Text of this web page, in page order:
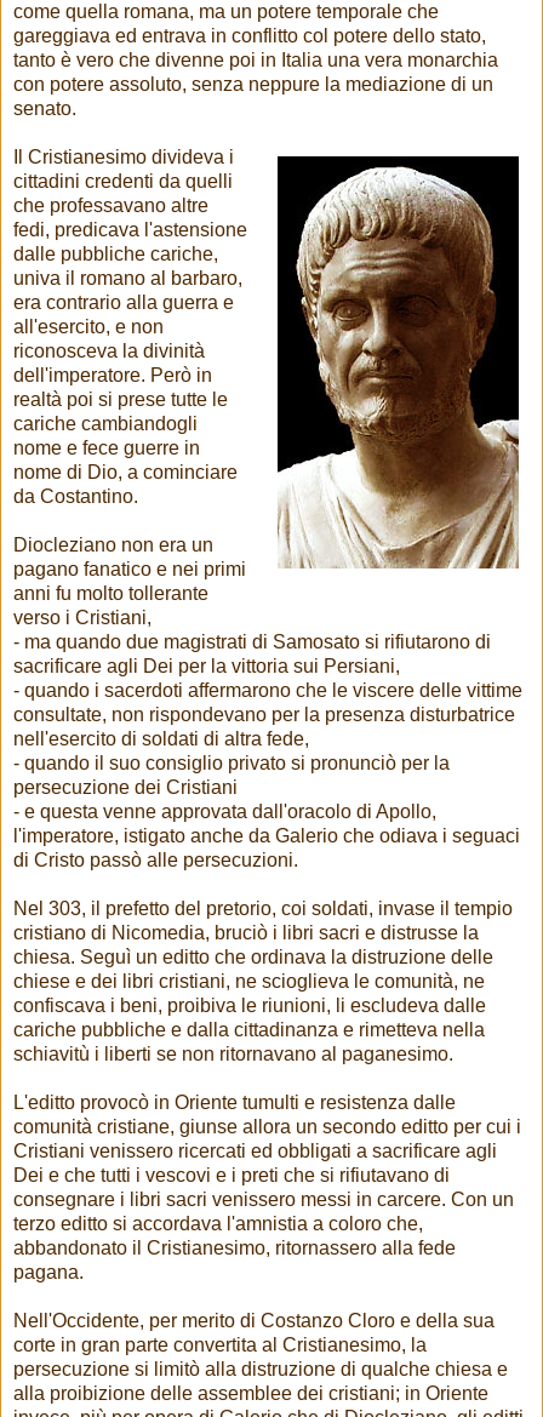
come quella romana, ma un potere temporale che
gareggiava ed entrava in conflitto col potere dello stato,
tanto è vero che divenne poi in Italia una vera monarchia
con potere assoluto, senza neppure la mediazione di un
senato.
Il Cristianesimo divideva i
cittadini credenti da quelli
che professavano altre
fedi, predicava l'astensione
dalle pubbliche cariche,
univa il romano al barbaro,
era contrario alla guerra e
all'esercito, e non
riconosceva la divinità
dell'imperatore. Però in
realtà poi si prese tutte le
cariche cambiandogli
nome e fece guerre in
nome di Dio, a cominciare
da Costantino.
Diocleziano non era un
pagano fanatico e nei primi
anni fu molto tollerante
verso i Cristiani,
- ma quando due magistrati di Samosato si rifiutarono di
sacrificare agli Dei per la vittoria sui Persiani,
- quando i sacerdoti affermarono che le viscere delle vittime
consultate, non rispondevano per la presenza disturbatrice
nell'esercito di soldati di altra fede,
- quando il suo consiglio privato si pronunciò per la
persecuzione dei Cristiani
- e questa venne approvata dall'oracolo di Apollo,
l'imperatore, istigato anche da Galerio che odiava i seguaci
di Cristo passò alle persecuzioni.
Nel 303, il prefetto del pretorio, coi soldati, invase il tempio
cristiano di Nicomedia, bruciò i libri sacri e distrusse la
chiesa. Seguì un editto che ordinava la distruzione delle
chiese e dei libri cristiani, ne scioglieva le comunità, ne
confiscava i beni, proibiva le riunioni, li escludeva dalle
cariche pubbliche e dalla cittadinanza e rimetteva nella
schiavitù i liberti se non ritornavano al paganesimo.
L'editto provocò in Oriente tumulti e resistenza dalle
comunità cristiane, giunse allora un secondo editto per cui i
Cristiani venissero ricercati ed obbligati a sacrificare agli
Dei e che tutti i vescovi e i preti che si rifiutavano di
consegnare i libri sacri venissero messi in carcere. Con un
terzo editto si accordava l'amnistia a coloro che,
abbandonato il Cristianesimo, ritornassero alla fede
pagana.
Nell'Occidente, per merito di Costanzo Cloro e della sua
corte in gran parte convertita al Cristianesimo, la
persecuzione si limitò alla distruzione di qualche chiesa e
alla proibizione delle assemblee dei cristiani; in Oriente